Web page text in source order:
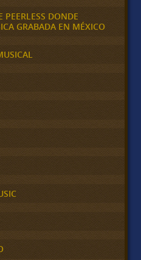
PEERLESS DONDE
GRABADA EN MÉXICO